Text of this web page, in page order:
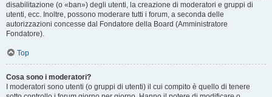
disabilitazione (o «ban») degli utenti, la creazione di moderatori e gruppi di
utenti, ecc. Inoltre, possono moderare tutti i forum, a seconda delle
autorizzazioni concesse dal Fondatore della Board (Amministratore
Fondatore).
Top
Cosa sono i moderatori?
I moderatori sono utenti (o gruppi di utenti) il cui compito è quello di tenere